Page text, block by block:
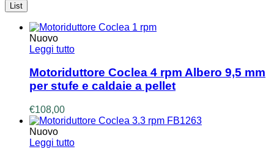
List
Nuovo
Leggi tutto
Motoriduttore Coclea 4 rpm Albero 9,5 mm
per stufe e caldaie a pellet
€108,00
Nuovo
Leggi tutto